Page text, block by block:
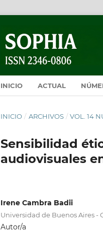
INICIO ACTUAL
INICIO / ARCHIVOS / VOL. 14
Sensibilidad
audiovisuales
Irene Cambra Badii
Universidad de Buenos Aires -
Autor/a